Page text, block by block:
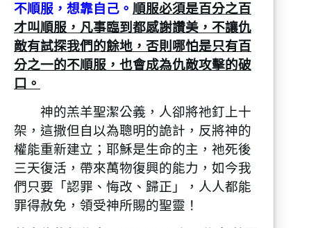
不順服，想靠自己。 順服必須是百分之百
才叫順服，凡事臨到都感謝讚美，不讓仇
敵有試探我們的餘地，否則哪怕是只有百
分之一的不順服，也會成為仇敵攻擊的破
口。
神的羔羊聖潔公義，人卻將祂釘上十
架，這撒但自以為聰明的詭計，反將神的
權能重新建立；耶穌是生命的主，祂死後
三天復活，帶來萬物復興的能力，如今我
們只要「認罪、悔改、歸正」，人人都能
罪得赦免，領受神所賜的聖靈！